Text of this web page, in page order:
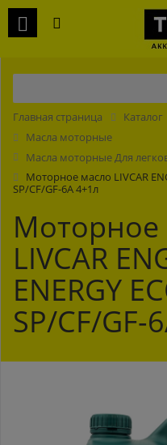
Главная страница Каталог
Масла моторные
Масла моторные Для
Моторное масло LIVCAR
SP/CF/GF-6A 4+1л
Моторное
LIVCAR
ENERGY
SP/CF/GF-